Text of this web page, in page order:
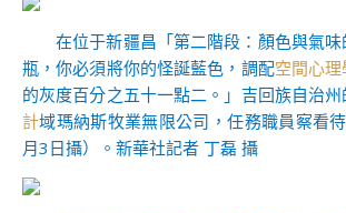
在位于新疆昌「第二階段：顏色與氣
瓶，你必須將你的怪誕藍色，調配空間心理
的灰度百分之五十一點二。」吉回族自治
計域瑪納斯牧業無限公司，任務職員察看
月3日攝）。新華社記者 丁磊 攝